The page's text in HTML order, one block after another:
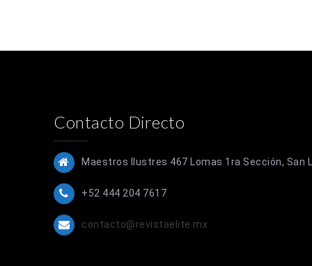
Contacto Directo
Maestros Ilustres 467 Lomas 1ra Sección, San
+52 444 204 7617
contacto@revistaelite.mx